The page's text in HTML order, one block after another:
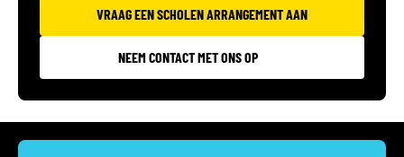
VRAAG EEN SCHOLEN ARRANGEMENT AAN
NEEM CONTACT MET ONS OP